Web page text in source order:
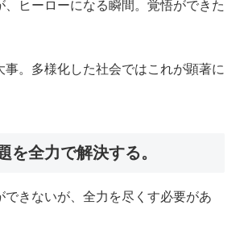
、ヒーローになる瞬間。覚悟ができた
事。多様化した社会ではこれが顕著に
を全力で解決する。
できないが、全力を尽くす必要があ